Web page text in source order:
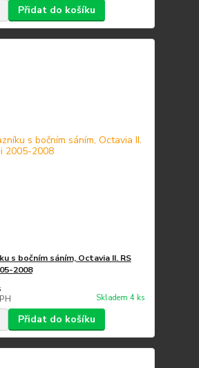
Přidat do košíku
s bočním sáním, Octavia II. RS
2008
Skladem 4 ks
Přidat do košíku